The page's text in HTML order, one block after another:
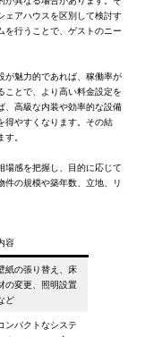
ェアハウスを区別して検討す
を行うことで、ゲストのニー
が魅力的であれば、稼働率が
ことで、より高い料金設定を
、高級な内装や効率的な設備
得やすくなります。その結
。
場感を把握し、目的に応じて
件の規模や築年数、立地、リ
容
紙の張り替え、床
の変更、照明設置
ど
ンパクトなシステ